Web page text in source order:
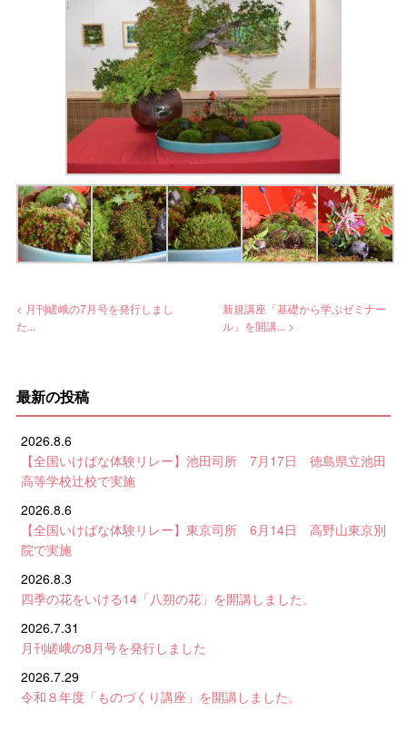
< 月刊嵯峨の7月号を発行しまし
た...
新規講座「基礎から学ぶゼミナー
ル」を開講... >
最新の投稿
2026.8.6
【全国いけばな体験リレー】池田司所 7月17日 徳島県立池田
高等学校辻校で実施
2026.8.6
【全国いけばな体験リレー】東京司所 6月14日 高野山東京別
院で実施
2026.8.3
四季の花をいける14「八朔の花」を開講しました。
2026.7.31
月刊嵯峨の8月号を発行しました
2026.7.29
令和８年度「ものづくり講座」を開講しました。